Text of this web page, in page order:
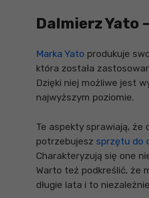
Dalmierz Yato
Marka Yato produkuje
która została
Dzięki niej możliwe jest
najwyższym poziomie.
Te aspekty sprawiają,
potrzebujesz sprzętu do
Charakteryzują się one
Warto też podkreślić, że
długie lata i to